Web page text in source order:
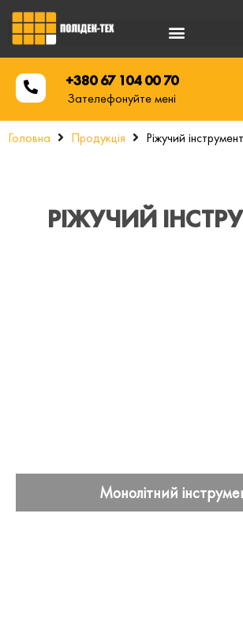
+380 67 104 00 70
Зателефонуйте мені
Головна Продукція Ріжучий інструмент
РІЖУЧИЙ
Монолітний